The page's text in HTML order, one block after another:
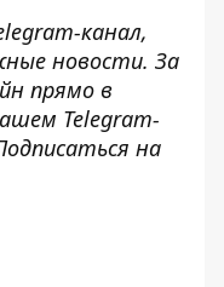
канал,
новости. За
прямо в
Telegram-
на